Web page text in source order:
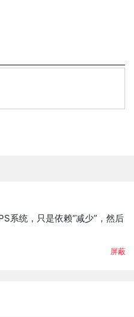
系统，只是依赖“减少”，然后
屏蔽